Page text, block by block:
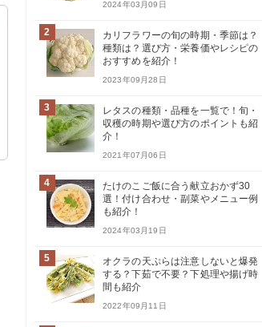
2024年03月09日
2
カリフラワーの旬の時期・季節は？
種類は？選び方・栄養価やレシピの
おすすめを紹介！
2023年09月28日
3
レタスの種類・品種を一覧で！旬・
収穫の時期や選び方のポイントも紹
介！
2021年07月06日
4
たけのこご飯に合う献立おかず30
選！付け合わせ・副菜やメニュー例
も紹介！
2024年03月19日
5
オクラの天ぷらは注意しないと爆発
する？下茹で不要？下処理や揚げ時
間も紹介
2022年09月11日